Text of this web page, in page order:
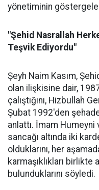
yönetiminin
"Şehid Nasrallah
Teşvik Ediyordu"
Şeyh Naim Kasım,
olan ilişkisine dair,
çalıştığını, Hizbullah
Şubat 1992'den
anlattı. İmam Humeyni
sancağı altında iki
olduklarını, her
karmaşıklıkları birlikte
bulunduklarını söyledi.